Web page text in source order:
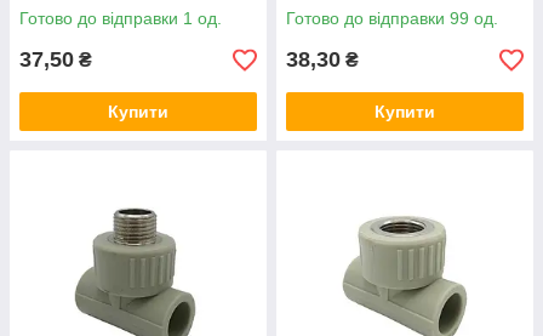
Готово до відправки 1 од.
37,50 ₴
Купити
Готово до відправки 99 од.
38,30 ₴
Купити